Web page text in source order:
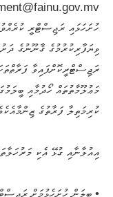
ހުށަހަޅައި ރަޖިސްޓްރީ
ވިޔަފާރިކުރުމުގެ ޤާނޫނުގެ
ރަޖިސްޓްރީކޮށްފައިވާ
މަޢުލޫމާތުތައް ހޯދުމާއި
ކުރިމަތިލާ ފަރާތުގެ
އިއުލާނާއި ގުޅޭ އެކި